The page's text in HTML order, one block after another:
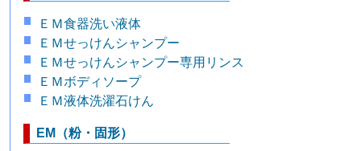
ＥＭ食器洗い液体
ＥＭせっけんシャンプー
ＥＭせっけんシャンプー専用リンス
ＥＭボディソープ
ＥＭ液体洗濯石けん
EM（粉・固形）